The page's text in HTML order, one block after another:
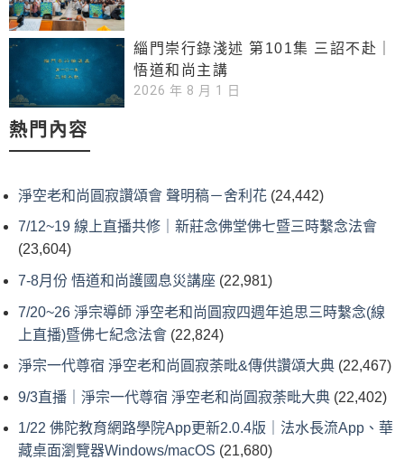
緇門崇行錄淺述 第101集 三詔不赴｜
悟道和尚主講
2026 年 8 月 1 日
熱門內容
淨空老和尚圓寂讚頌會 聲明稿－舍利花 (24,442)
7/12~19 線上直播共修｜新莊念佛堂佛七暨三時繫念法會
(23,604)
7-8月份 悟道和尚護國息災講座 (22,981)
7/20~26 淨宗導師 淨空老和尚圓寂四週年追思三時繫念(線
上直播)暨佛七紀念法會 (22,824)
淨宗一代尊宿 淨空老和尚圓寂荼毗&傳供讚頌大典 (22,467)
9/3直播｜淨宗一代尊宿 淨空老和尚圓寂荼毗大典 (22,402)
1/22 佛陀教育網路學院App更新2.0.4版｜法水長流App、華
藏桌面瀏覽器Windows/macOS (21,680)